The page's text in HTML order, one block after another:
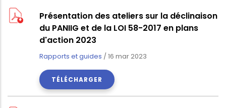
Présentation des ateliers sur la déclinaison
du PANIIG et de la LOI 58-2017 en plans
d'action 2023
Rapports et guides /16 mar 2023
TÉLÉCHARGER